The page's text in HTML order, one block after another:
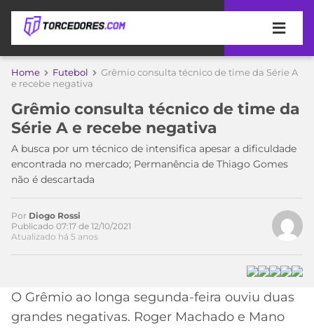
APOSTAS
DE
APOSTA
MELHORES
SITES
DE
APOSTAS
2026
BETBOOM
COPA
DO
MUNDO
MEU
TIME
PALMEIRAS
CAMPEONATOS
SÉRIE
A
ESPORTIVA
Home Futebol
Grêmio consulta técnico de time da Série A
e recebe negativa
Grêmio consulta técnico de time da
Série A e recebe negativa
A busca por um técnico de intensifica apesar a dificuldade
encontrada no mercado; Permanência de Thiago Gomes
não é descartada
Acesse o perfil do autor
no Twitter
Por Diogo Rossi
Publicado 07:17 de 12/10/2021
Atualizado há 5 anos
O Grêmio ao longa segunda-feira ouviu duas
grandes negativas. Roger Machado e Mano